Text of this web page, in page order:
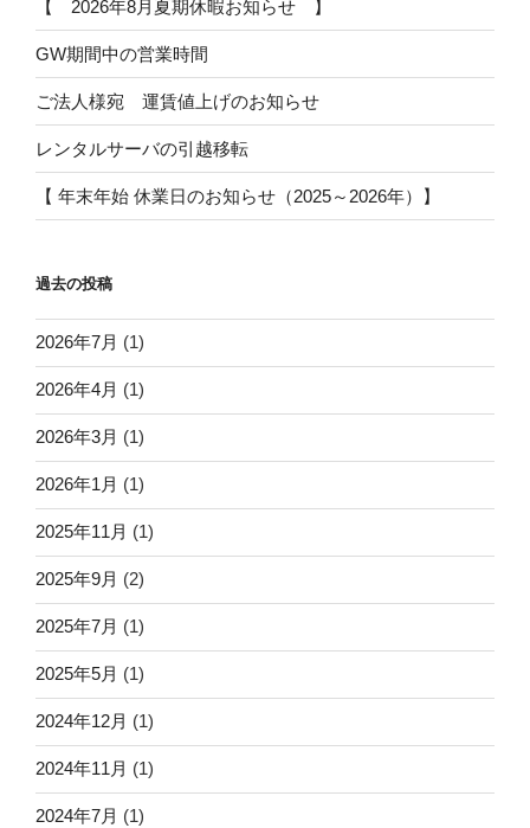
【 2026年8月夏期休暇お知らせ 】
GW期間中の営業時間
ご法人様宛 運賃値上げのお知らせ
レンタルサーバの引越移転
【 年末年始 休業日のお知らせ（2025～2026年）】
過去の投稿
2026年7月 (1)
2026年4月 (1)
2026年3月 (1)
2026年1月 (1)
2025年11月 (1)
2025年9月 (2)
2025年7月 (1)
2025年5月 (1)
2024年12月 (1)
2024年11月 (1)
2024年7月 (1)